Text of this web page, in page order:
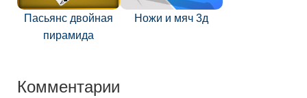
Пасьянс двойная
пирамида
Ножи и мяч 3д
Комментарии